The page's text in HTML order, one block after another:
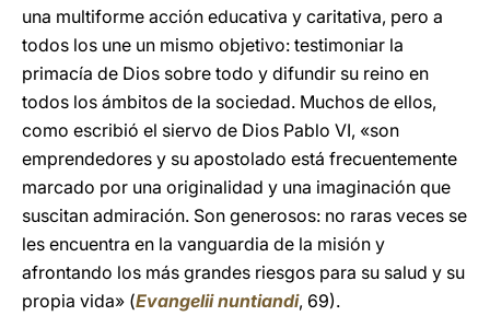
una multiforme acción educativa y caritativa, pero a
todos los une un mismo objetivo: testimoniar la
primacía de Dios sobre todo y difundir su reino en
todos los ámbitos de la sociedad. Muchos de ellos,
como escribió el siervo de Dios Pablo VI, «son
emprendedores y su apostolado está frecuentemente
marcado por una originalidad y una imaginación que
suscitan admiración. Son generosos: no raras veces se
les encuentra en la vanguardia de la misión y
afrontando los más grandes riesgos para su salud y su
propia vida» (Evangelii nuntiandi, 69).